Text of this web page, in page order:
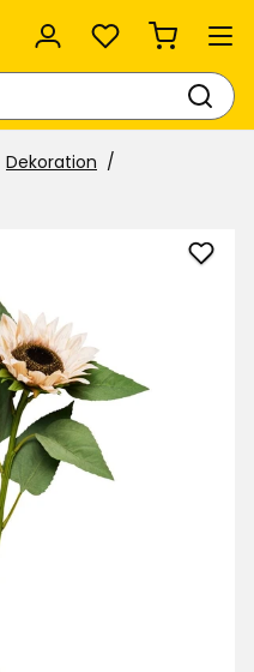
Favoriten
Dekoration